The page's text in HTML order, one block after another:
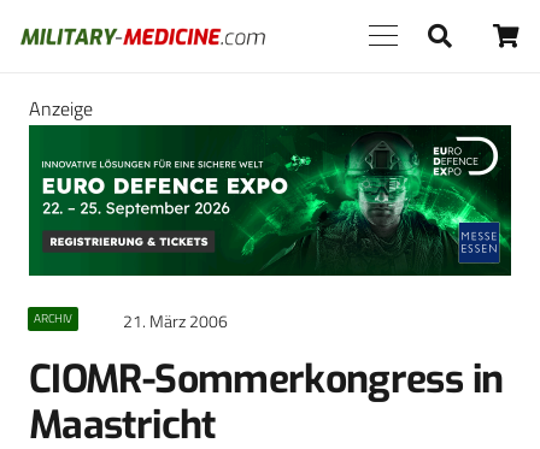
Anzeige
ARCHIV 21. März 2006
CIOMR-Sommerkongress in
Maastricht